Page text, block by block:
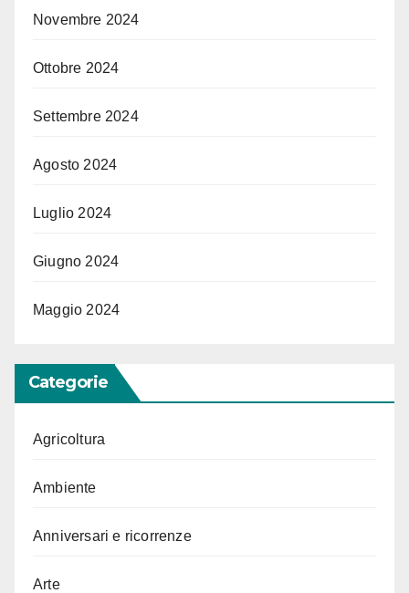
Novembre 2024
Ottobre 2024
Settembre 2024
Agosto 2024
Luglio 2024
Giugno 2024
Maggio 2024
Categorie
Agricoltura
Ambiente
Anniversari e ricorrenze
Arte